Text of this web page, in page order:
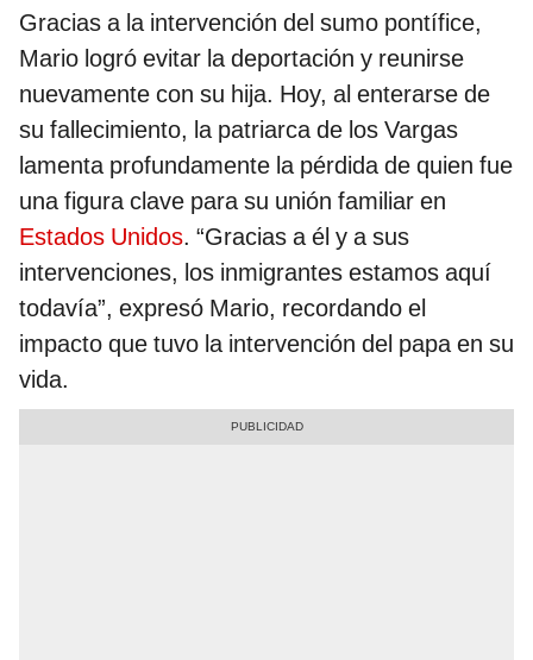
Gracias a la intervención del sumo pontífice,
Mario logró evitar la deportación y reunirse
nuevamente con su hija. Hoy, al enterarse de
su fallecimiento, la patriarca de los Vargas
lamenta profundamente la pérdida de quien fue
una figura clave para su unión familiar en
Estados Unidos. “Gracias a él y a sus
intervenciones, los inmigrantes estamos aquí
todavía”, expresó Mario, recordando el
impacto que tuvo la intervención del papa en su
vida.